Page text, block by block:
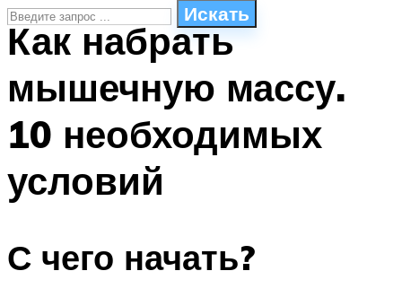
Искать
СТИЛИ ПЛАВАНЬЯ
ПЛАВАНЬЕ ДЛЯ ДЕТЕЙ
БАССЕЙН ДЛЯ ДОМА
ОЧИСТКА БАССЕЙНОВ
Как набрать
мышечную массу.
10 необходимых
условий
С чего начать?